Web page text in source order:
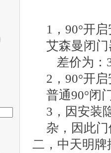
1 ， 90°开
艾森曼闭
差价为：
2 ， 90°开
普通90°闭
3 ，因安装
杂，因此
二， 中天明牌